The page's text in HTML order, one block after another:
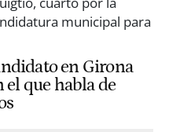
en Girona
que habla de